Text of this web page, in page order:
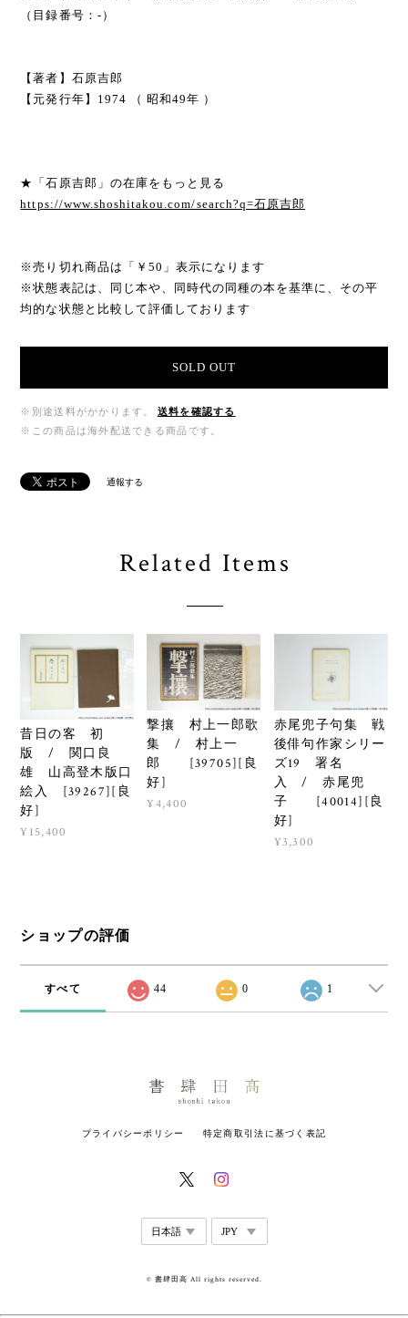
（目録番号：-）
【著者】石原吉郎
【元発行年】1974 （ 昭和49年 ）
★「石原吉郎」の在庫をもっと見る
https://www.shoshitakou.com/search?q=石原吉郎
※売り切れ商品は「￥50」表示になります
※状態表記は、同じ本や、同時代の同種の本を基準に、その平
均的な状態と比較して評価しております
SOLD OUT
※別途送料がかかります。
送料を確認する
※この商品は海外配送できる商品です。
通報する
Related Items
昔日の客 初
版 / 関口良
雄 山高登木版口
絵入 [39267][良
好]
¥15,400
撃攘 村上一郎歌
集 / 村上一
郎 [39705][良
好]
¥4,400
赤尾兜子句集 戦
後俳句作家シリー
ズ19 署名
入 / 赤尾兜
子 [40014][良
好]
¥3,300
ショップの評価
すべて 44 0 1
プライバシーポリシー 特定商取引法に基づく表記
© 書肆田高 All rights reserved.